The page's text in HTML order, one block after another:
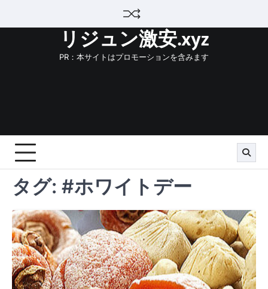
リジュン激安.xyz
PR：本サイトはプロモーションを含みます
タグ: #ホワイトデー